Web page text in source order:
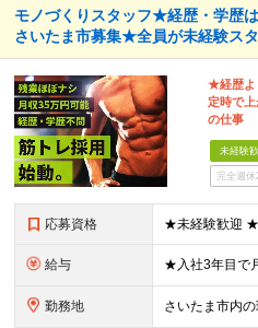
モノづくりスタッフ★経歴・学歴
さいたま市募集★全員が未経験スタ
★経歴よ
定時で
の仕事
未経験
完全週休
応募資格
給与
勤務地